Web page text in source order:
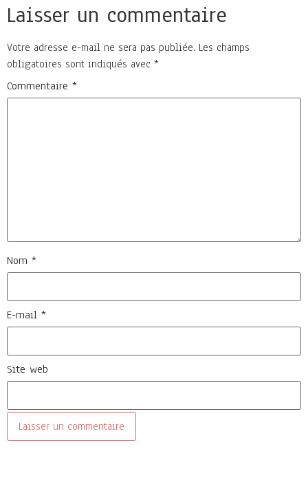
Laisser un commentaire
Votre adresse e-mail ne sera pas publiée. Les champs
obligatoires sont indiqués avec *
Commentaire *
Nom *
E-mail *
Site web